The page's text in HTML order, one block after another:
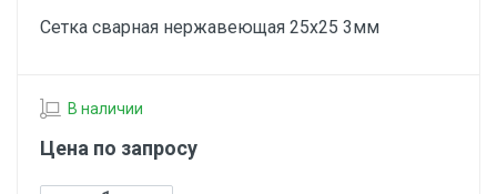
Сетка сварная нержавеющая 25х25 3мм
В наличии
Цена по запросу